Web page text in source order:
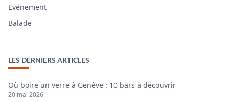
Evénement
Balade
LES DERNIERS ARTICLES
Où boire un verre à Genève : 10 bars à découvrir
20 mai 2026